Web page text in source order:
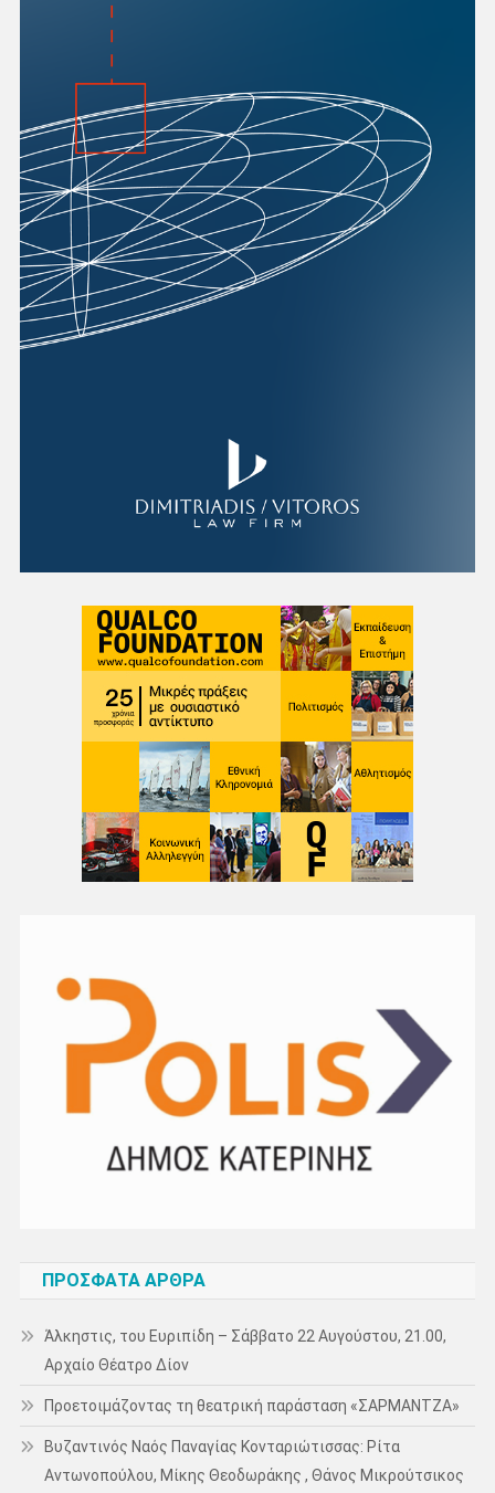
ΠΡΌΣΦΑΤΑ ΆΡΘΡΑ
Άλκηστις, του Ευριπίδη – Σάββατο 22 Αυγούστου, 21.00,
Αρχαίο Θέατρο Δίον
Προετοιμάζοντας τη θεατρική παράσταση «ΣΑΡΜΑΝΤΖΑ»
Βυζαντινός Ναός Παναγίας Κονταριώτισσας: Ρίτα
Αντωνοπούλου, Μίκης Θεοδωράκης , Θάνος Μικρούτσικος